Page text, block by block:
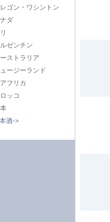
ゴン・ワシントン
ダ
ゼンチン
ストラリア
ージーランド
フリカ
ッコ
酒->